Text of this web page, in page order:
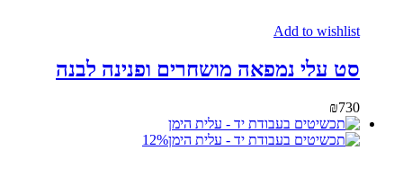
Add to wishlist
סט עלי נמפאה מושחרים ופנינה לבנה
₪730
12%